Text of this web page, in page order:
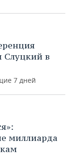
Слуцкий в
7 дней
миллиарда